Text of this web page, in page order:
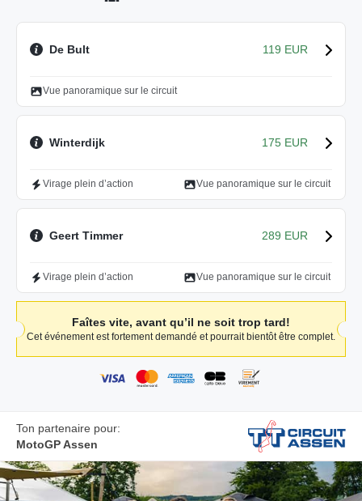
De Bult 119 EUR
Vue panoramique sur le circuit
Winterdijk 175 EUR
Virage plein d’action Vue panoramique sur le circuit
Geert Timmer 289 EUR
Virage plein d’action Vue panoramique sur le circuit
Faîtes vite, avant qu’il ne soit trop tard!
Cet événement est fortement demandé et pourrait bientôt être complet.
Ton partenaire pour:
MotoGP Assen